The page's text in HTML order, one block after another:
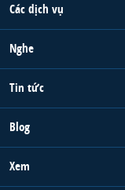
Các dịch vụ
Nghe
Tin tức
Blog
Xem